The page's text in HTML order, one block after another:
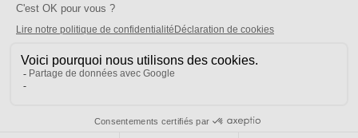
Politique de confidentialité